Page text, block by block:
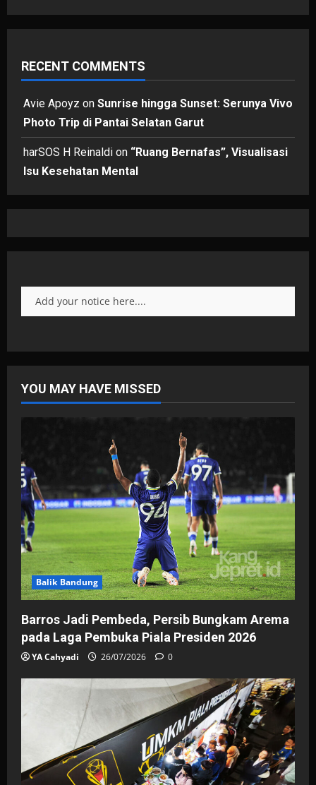
RECENT COMMENTS
Avie Apoyz on Sunrise hingga Sunset: Serunya Vivo
Photo Trip di Pantai Selatan Garut
harSOS H Reinaldi on “Ruang Bernafas”, Visualisasi
Isu Kesehatan Mental
Add your notice here....
YOU MAY HAVE MISSED
Balik Bandung
Barros Jadi Pembeda, Persib Bungkam Arema
pada Laga Pembuka Piala Presiden 2026
YA Cahyadi 26/07/2026 0